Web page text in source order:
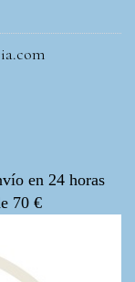
en 24 horas
70 €